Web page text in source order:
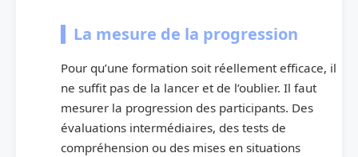
La mesure de la progression
Pour qu’une formation soit réellement efficace, il
ne suffit pas de la lancer et de l’oublier. Il faut
mesurer la progression des participants. Des
évaluations intermédiaires, des tests de
compréhension ou des mises en situations